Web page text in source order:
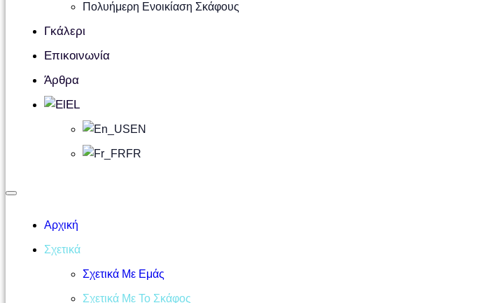
Πολυήμερη Ενοικίαση Σκάφους
Γκάλερι
Επικοινωνία
Άρθρα
EL
EN
FR
Αρχική
Σχετικά
Σχετικά Με Εμάς
Σχετικά Με Το Σκάφος